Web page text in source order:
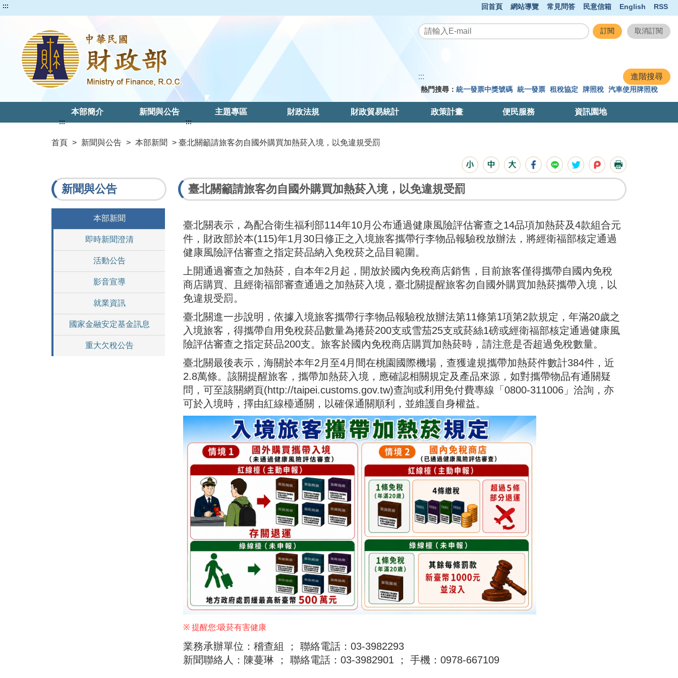
::: 回首頁 網站導覽 常見問答 民意信箱 English RSS
:::
熱門搜尋： 統一發票中獎號碼 統一發票 租稅協定 牌照稅 汽車使用牌照稅
本部簡介 新聞與公告 主題專區 財政法規 財政貿易統計 政策計畫 便民服務 資訊園地
首頁 > 新聞與公告 > 本部新聞 > 臺北關籲請旅客勿自國外購買加熱菸入境，以免違規受罰
:::
新聞與公告
本部新聞
即時新聞澄清
活動公告
影音宣導
就業資訊
國家金融安定基金訊息
重大欠稅公告
:::
臺北關籲請旅客勿自國外購買加熱菸入境，以免違規受罰
臺北關表示，為配合衛生福利部114年10月公布通過健康風險評估審查之14品項加熱菸及4款組合元
件，財政部於本(115)年1月30日修正之入境旅客攜帶行李物品報驗稅放辦法，將經衛福部核定通過
健康風險評估審查之指定菸品納入免稅菸之品目範圍。
上開通過審查之加熱菸，自本年2月起，開放於國內免稅商店銷售，目前旅客僅得攜帶自國內免稅
商店購買、且經衛福部審查通過之加熱菸入境，臺北關提醒旅客勿自國外購買加熱菸攜帶入境，以
免違規受罰。
臺北關進一步說明，依據入境旅客攜帶行李物品報驗稅放辦法第11條第1項第2款規定，年滿20歲之
入境旅客，得攜帶自用免稅菸品數量為捲菸200支或雪茄25支或菸絲1磅或經衛福部核定通過健康風
險評估審查之指定菸品200支。旅客於國內免稅商店購買加熱菸時，請注意是否超過免稅數量​。
臺北關最後表示，海關於本年2月至4月間在桃園國際機場，查獲違規攜帶加熱菸件數計384件，近
2.8萬條。該關提醒旅客，攜帶加熱菸入境，應確認相關規定及產品來源，如對攜帶物品有通關疑
問，可至該關網頁(http://taipei.customs.gov.tw)查詢或利用免付費專線「0800-311006」洽詢，亦
可於入境時，擇由紅線檯通關，以確保通關順利，並維護自身權益。
※ 提醒您:吸菸有害健康
業務承辦單位：稽查組 ； 聯絡電話：03-3982293
新聞聯絡人：陳蔓琳 ； 聯絡電話：03-3982901 ； 手機：0978-667109